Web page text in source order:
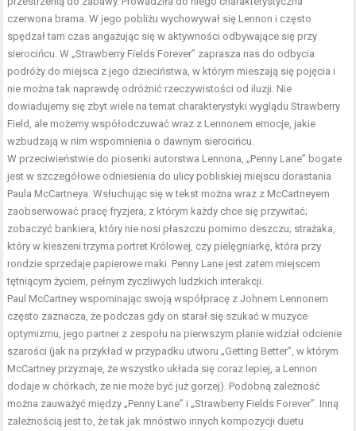
czerwona brama. W jego pobliżu wychowywał się Lennon i często
spędzał tam czas angażując się w aktywności odbywające się przy
sierocińcu. W „Strawberry Fields Forever” zaprasza nas do odbycia
podróży do miejsca z jego dzieciństwa, w którym mieszają się pojęcia i
nie można tak naprawdę odróżnić rzeczywistości od iluzji. Nie
dowiadujemy się zbyt wiele na temat charakterystyki wyglądu Strawberry
Field, ale możemy współodczuwać wraz z Lennonem emocje, jakie
wzbudzają w nim wspomnienia o dawnym sierocińcu.
W przeciwieństwie do piosenki autorstwa Lennona, „Penny Lane” bogate
jest w szczegółowe odniesienia do ulicy pobliskiej miejscu dorastania
Paula McCartneya. Wsłuchując się w tekst można wraz z McCartneyem
zaobserwować pracę fryzjera, z którym każdy chce się przywitać;
zobaczyć bankiera, który nie nosi płaszczu pomimo deszczu; strażaka,
który w kieszeni trzyma portret Królowej, czy pielęgniarkę, która przy
rondzie sprzedaje papierowe maki. Penny Lane jest zatem miejscem
tętniącym życiem, pełnym życzliwych ludzkich interakcji.
Paul McCartney wspominając swoją współpracę z Johnem Lennonem
często zaznacza, że podczas gdy on starał się szukać w muzyce
optymizmu, jego partner z zespołu na pierwszym planie widział odcienie
szarości (jak na przykład w przypadku utworu „Getting Better”, w którym
McCartney przyznaje, że wszystko układa się coraz lepiej, a Lennon
dodaje w chórkach, że nie może być już gorzej). Podobną zależność
można zauważyć między „Penny Lane” i „Strawberry Fields Forever”. Inną
zależnością jest to, że tak jak mnóstwo innych kompozycji duetu